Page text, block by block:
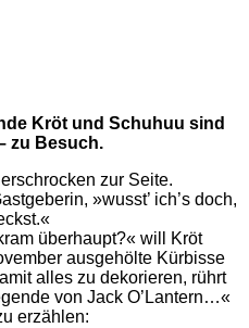
Kröt und Schuhuu sind
zu Besuch.
zur Seite.
»wusst’ ich’s doch,
überhaupt?« will Kröt
ausgehölte Kürbisse
alles zu dekorieren, rührt
von Jack O’Lantern…«
erzählen: